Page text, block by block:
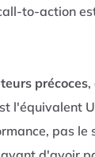
to-action
précoces,
l'équivalent
pas le